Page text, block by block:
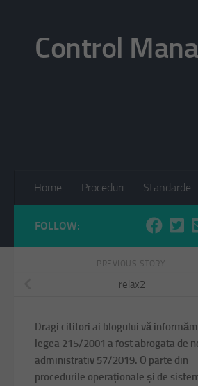
Control
Home Proceduri Standarde
FOLLOW:
PREVIOUS STORY
relax2
Dragi cititori ai blogului vă
legea 215/2001 a fost abrogata de
administrativ 57/2019. O parte din
procedurile operaționale și de